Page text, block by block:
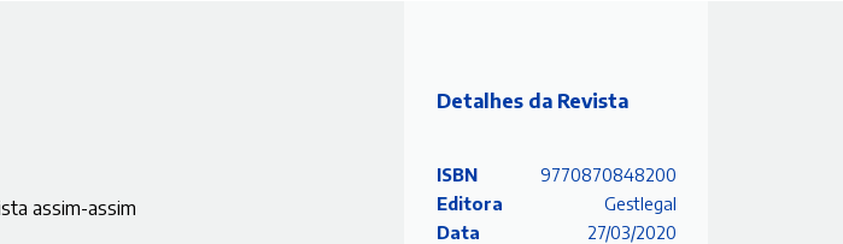
assim-assim
Detalhes da Revista
ISBN
9770870848200
Editora
Gestlegal
Data
27/03/2020